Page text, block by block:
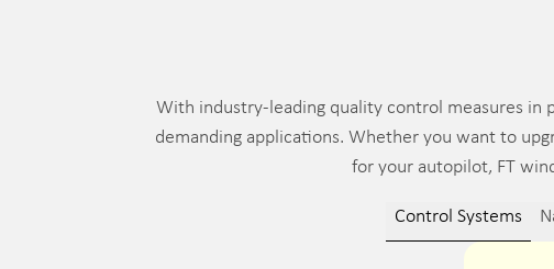
With industry-leading quality control measures in
demanding applications. Whether you want to
for your autopilot, FT
Control Systems